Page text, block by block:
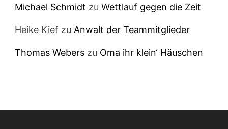
Michael Schmidt zuWettlauf gegen die Zeit
Heike Kief zuAnwalt der Teammitglieder
Thomas Webers zu Oma ihr klein‘ Häuschen